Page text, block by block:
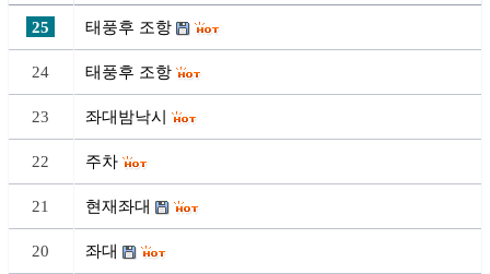
25 태풍후 조항
24 태풍후 조항
23 좌대밤낙시
22 주차
21 현재좌대
20 좌대